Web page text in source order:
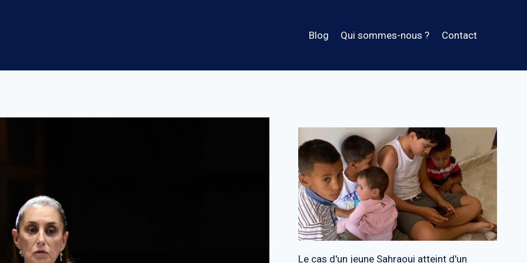
Blog Qui sommes-nous ? Contact
Le cas d'un jeune Sahraoui atteint d'un